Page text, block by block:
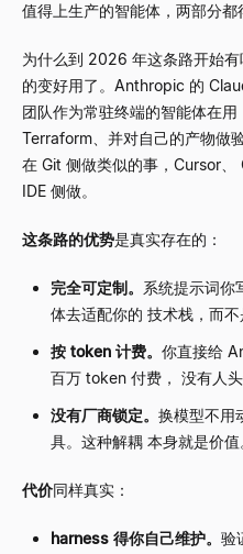
值得上生产的智能体，两部分都
为什么到 2026 年这条路开始
的变好用了。Anthropic 的
团队作为常驻终端的智能体在
Terraform、并对自己的产物做
在 Git 侧做类似的事，Cursor
IDE 侧做。
这条路的优势是真实存在的：
完全可定制。 系统提示词你
体去适配你的 技术栈，而不
按 token 计费。 你直接给
百万 token 付费， 没有人
没有厂商锁定。 换模型不用
具。这种解耦 本身就是价值
代价同样真实：
harness 得你自己维护。 验